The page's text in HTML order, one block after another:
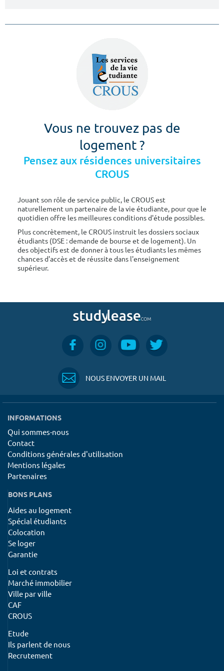
Vous ne trouvez pas de
logement ?
Pensez aux résidences universitaires
CROUS
Jouant son rôle de service public, le CROUS est
naturellement un partenaire de la vie étudiante, pour que le
quotidien offre les meilleures conditions d'étude possibles.
Plus concrètement, le CROUS instruit les dossiers sociaux
étudiants (DSE : demande de bourse et de logement). Un
des objectifs est de donner à tous les étudiants les mêmes
chances d'accès et de réussite dans l'enseignement
supérieur.
NOUS ENVOYER UN MAIL
INFORMATIONS
Qui sommes-nous
Contact
Conditions générales d'utilisation
Mentions légales
Partenaires
BONS PLANS
Aides au logement
Spécial étudiants
Colocation
Se loger
Garantie
Loi et contrats
Marché immobilier
Ville par ville
CAF
CROUS
Etude
Ils parlent de nous
Recrutement